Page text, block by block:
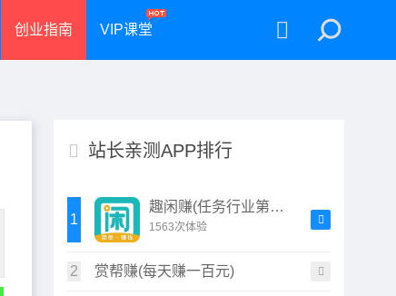
创业指南 VIP课堂
站长亲测APP排行
1
趣闲赚(任务行业第一职)
1563次体验
2 赏帮赚(每天赚一百元)